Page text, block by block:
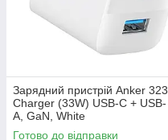
Зарядний пристрій Anker 323
Charger (33W) USB-C + USB-
A, GaN, White
Готово до відправки